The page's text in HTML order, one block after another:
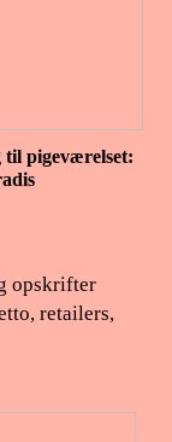
pigeværelset:
opskrifter
retailers,